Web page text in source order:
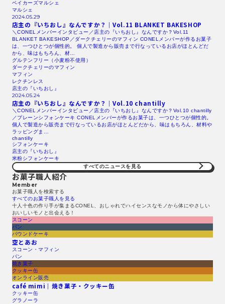
ベイカーズマルシェ
マルシェ
2024.05.29
店主の『いちおし』なんですか？｜Vol.11 BLANKET BAKESHOP
＼CONELメンバーインタビュー／店主の『いちおし』なんですか？Vol.11
BLANKET BAKESHOP／ダークチェリーのマフィン CONELメンバーが作るお菓子
は、一つひとつが個性的。 個人で製造から販売まで行なっているお店がほとんどだ
から、味はもちろん、材…
グルテンフリー（小麦粉不使用）
ダークチェリーのマフィン
マフィン
レクチンレス
店主の『いちおし』
2024.05.24
店主の『いちおし』なんですか？｜Vol.10 chantilly
＼CONELメンバーインタビュー／店主の『いちおし』なんですか？Vol.10 chantilly
／プレーンシフォンケーキ CONELメンバーが作るお菓子は、一つひとつが個性的。
個人で製造から販売まで行なっているお店がほとんどだから、味はもちろん、材料や
ラッピングま…
chantilly
シフォンケーキ
店主の『いちおし』
米粉シフォンケーキ
すべてのニュースを見る​
お菓子職人紹介
Member
お菓子職人を検索する​
すべてのお菓子職人を見る​
十人十色の作り手が集まるCONEL、おしゃれでハイセンスなモノから体にやさしい
おいしいモノと出会える！
スコーン
パン
パウンドケーキ
空とあお
スコーン・マフィン
パン
焼き菓子
クッキー缶
オンライン販売
café mimi｜焼き菓子・クッキー缶
クッキー缶
グラノーラ